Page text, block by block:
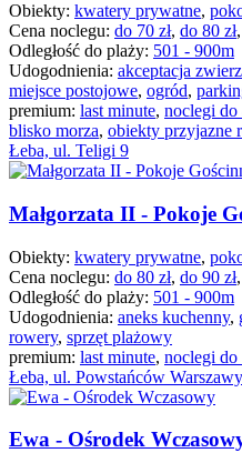
Obiekty: kwatery prywatne,
Cena noclegu: do 70 zł, do 80 zł,
Odległość do plaży: 501 - 900m
Udogodnienia: akceptacja
miejsce postojowe, ogród,
premium: last minute, noclegi do
blisko morza, obiekty przyjazne
Łeba, ul. Teligi 9
Małgorzata II - Pokoje
Obiekty: kwatery prywatne,
Cena noclegu: do 80 zł, do 90 zł,
Odległość do plaży: 501 - 900m
Udogodnienia: aneks kuchenny,
rowery, sprzęt plażowy
premium: last minute, noclegi do
Łeba, ul. Powstańców
Ewa - Ośrodek